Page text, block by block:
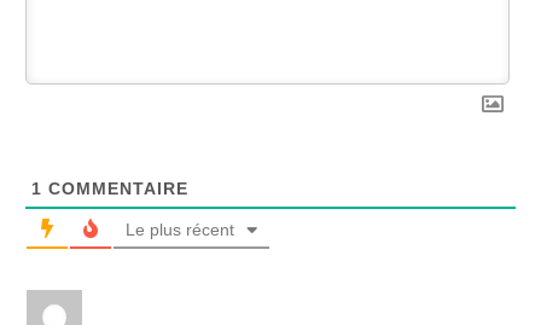
1 COMMENTAIRE
Le plus récent